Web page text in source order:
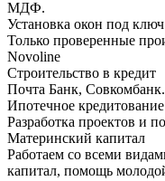
МДФ.
Установка окон под ключ
Только проверенные
Novoline
Строительство в кредит
Почта Банк,
Ипотечное кредитование
Разработка проектов и
Материнский капитал
Работаем со всеми
капитал, помощь